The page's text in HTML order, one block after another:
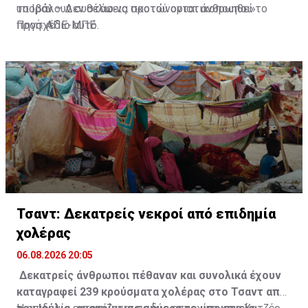
υποβάλουν συστάσεις προτού οριστικοποιηθεί το
προσχέδιο αυτό.
το Ιράν – Δεν θέλω να σκοτώνονται άνθρωποι»
Πηγή: ΑΠΕ-ΜΠΕ
Τσαντ: Δεκατρείς νεκροί από επιδημία
χολέρας
06.08.2026 20:05
Δεκατρείς άνθρωποι πέθαναν και συνολικά έχουν
καταγραφεί 239 κρούσματα χολέρας στο Τσαντ από